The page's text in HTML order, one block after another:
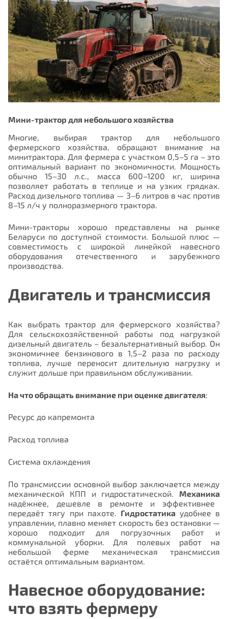
Мини-трактор для небольшого хозяйства
Многие, выбирая трактор для небольшого
фермерского хозяйства, обращают внимание на
минитрактора. Для фермера с участком 0,5–5 га – это
оптимальный вариант по экономичности. Мощность
обычно 15–30 л.с., масса 600–1200 кг, ширина
позволяет работать в теплице и на узких грядках.
Расход дизельного топлива — 3–6 литров в час против
8–15 л/ч у полноразмерного трактора.
Мини-тракторы хорошо представлены на рынке
Беларуси по доступной стоимости. Большой плюс —
совместимость с широкой линейкой навесного
оборудования отечественного и зарубежного
производства.
Двигатель и трансмиссия
Как выбрать трактор для фермерского хозяйства?
Для сельскохозяйственной работы под нагрузкой
дизельный двигатель – безальтернативный выбор. Он
экономичнее бензинового в 1,5–2 раза по расходу
топлива, лучше переносит длительную нагрузку и
служит дольше при правильном обслуживании.
На что обращать внимание при оценке двигателя:
Ресурс до капремонта
Расход топлива
Система охлаждения
По трансмиссии основной выбор заключается между
механической КПП и гидростатической. Механика
надёжнее, дешевле в ремонте и эффективнее
передаёт тягу при пахоте. Гидростатика удобнее в
управлении, плавно меняет скорость без остановки —
хорошо подходит для погрузочных работ и
коммунальной уборки. Для полевых работ на
небольшой ферме механическая трансмиссия
остаётся оптимальным вариантом.
Навесное оборудование:
что взять фермеру